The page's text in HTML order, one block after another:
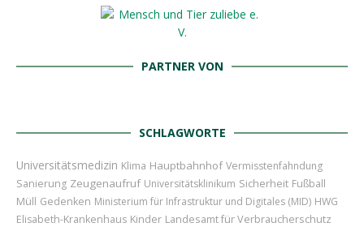
PARTNER VON
SCHLAGWORTE
Universitätsmedizin Klima Hauptbahnhof Vermisstenfahndung
Sanierung Zeugenaufruf Universitätsklinikum Sicherheit Fußball
Müll Gedenken Ministerium für Infrastruktur und Digitales (MID) HWG
Elisabeth-Krankenhaus Kinder Landesamt für Verbraucherschutz